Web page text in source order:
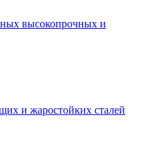
высокопрочных и
и жаростойких сталей